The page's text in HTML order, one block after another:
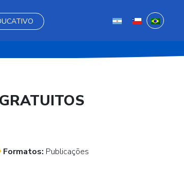
Formatos: Publicações